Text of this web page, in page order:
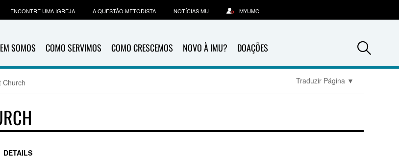
SOMOS COMO SERVIMOS COMO CRESCEMOS NOVO À IMU? DOAÇÕES
ENCONTRE UMA IGREJA A QUESTÃO METODISTA NOTÍCIAS MU MYUMC
Church Traduzir Página ▼
DETAILS